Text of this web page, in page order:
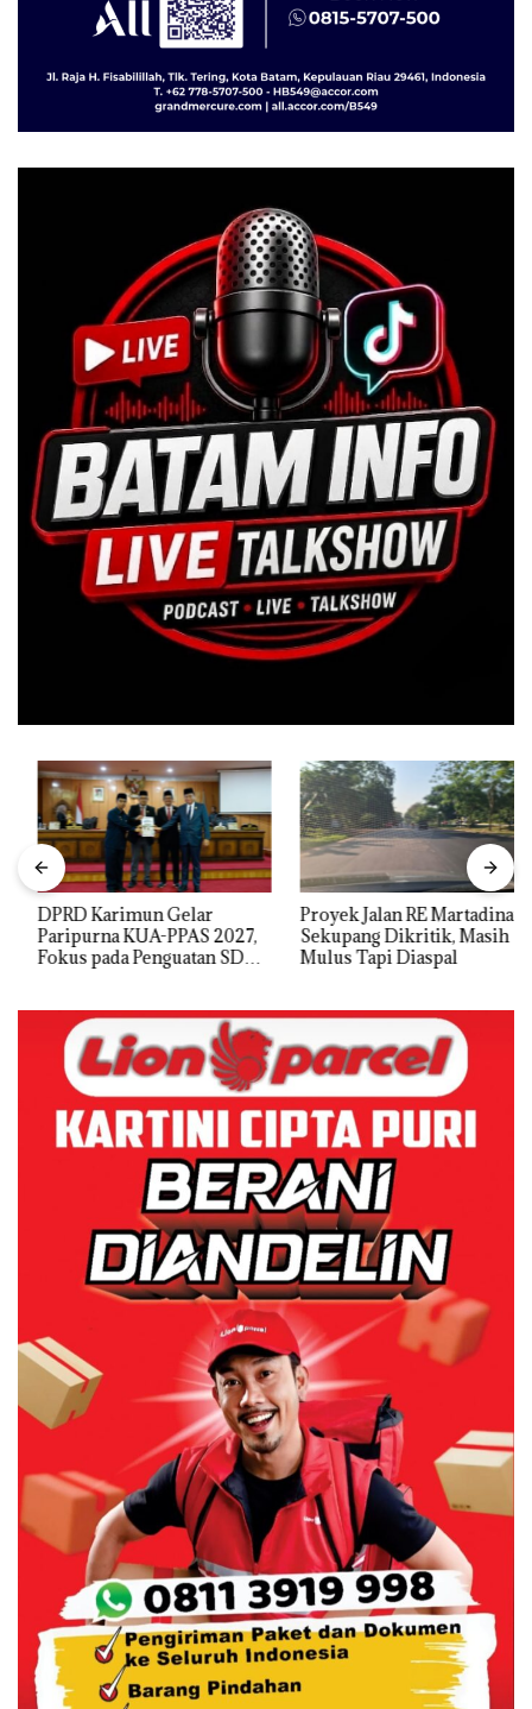
DPRD Karimun Gelar
Paripurna KUA-PPAS 2027,
Fokus pada Penguatan SDM,
Proyek Jalan RE Martadinata
Sekupang Dikritik, Masih
Mulus Tapi Diaspal